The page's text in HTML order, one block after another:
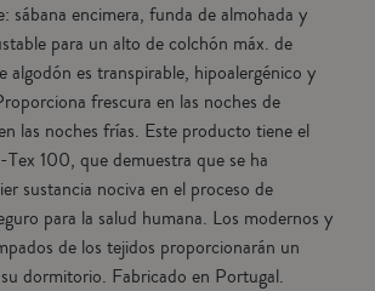
sábana encimera, funda de almohada y
para un alto de colchón máx. de
algodón es transpirable, hipoalergénico y
frescura en las noches de
las noches frías. Este producto tiene el
100, que demuestra que se ha
sustancia nociva en el proceso de
para la salud humana. Los modernos y
de los tejidos proporcionarán un
dormitorio. Fabricado en Portugal.